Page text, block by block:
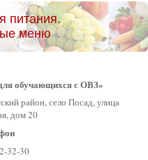
питания.
меню
обучающихся с ОВЗ»
район, село Посад, улица
дом 20
32-30